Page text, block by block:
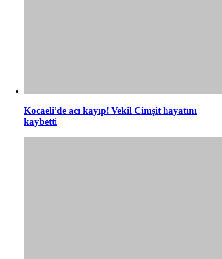
Kocaeli’de acı kayıp! Vekil Cimşit hayatını
kaybetti